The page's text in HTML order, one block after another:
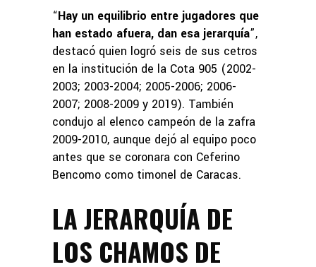
“Hay un equilibrio entre jugadores que
han estado afuera, dan esa jerarquía”,
destacó quien logró seis de sus cetros
en la institución de la Cota 905 (2002-
2003; 2003-2004; 2005-2006; 2006-
2007; 2008-2009 y 2019). También
condujo al elenco campeón de la zafra
2009-2010, aunque dejó al equipo poco
antes que se coronara con Ceferino
Bencomo como timonel de Caracas.
LA JERARQUÍA DE
LOS CHAMOS DE